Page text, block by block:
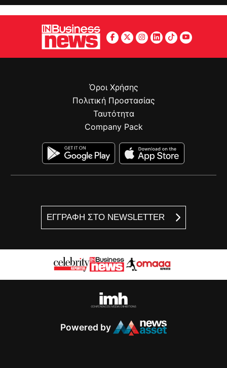
ΕΓΓΡΑΦΗ ΣΤΟ NEWSLETTER
Όροι Χρήσης
Πολιτική Προστασίας
Ταυτότητα
Company Pack
Powered by